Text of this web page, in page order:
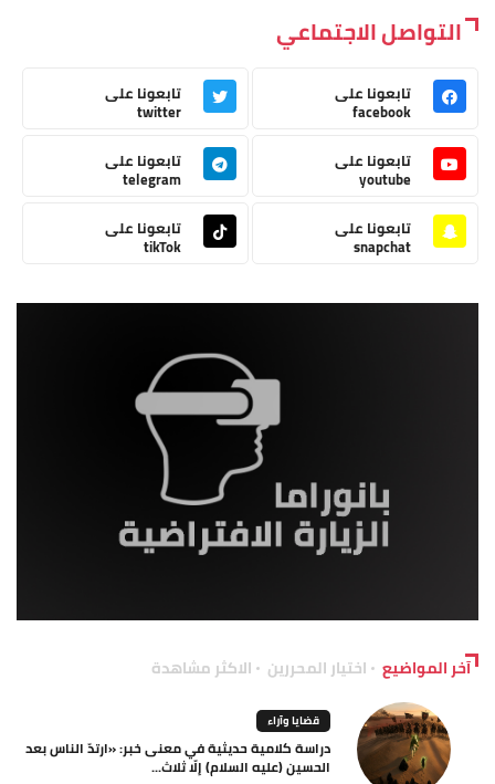
التواصل الاجتماعي
تابعونا على
facebook
تابعونا على
twitter
تابعونا على
youtube
تابعونا على
telegram
تابعونا على
snapchat
تابعونا على
tikTok
آخر المواضيع اختيار المحررين الاكثر مشاهدة
قضايا وآراء
دراسة كلامية حديثية في معنى خبر: «ارتدّ الناس بعد
الحسين (عليه السلام) إلّا ثلاث...